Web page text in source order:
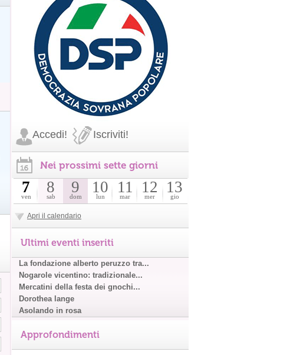
Accedi! Iscriviti!
Nei prossimi sette giorni
7
ven
8
sab
9
dom
10
lun
11
mar
12
mer
13
gio
Apri il calendario
Ultimi eventi inseriti
La fondazione alberto peruzzo tra...
Nogarole vicentino: tradizionale...
Mercatini della festa dei gnochi...
Dorothea lange
Asolando in rosa
Approfondimenti